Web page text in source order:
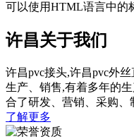
可以使用HTML语言中的
许昌关于我们
许昌pvc接头,许昌pvc外
生产、销售,有着多年的
合了研发、营销、采购
了解更多